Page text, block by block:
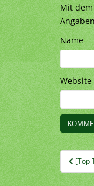
Mit
Name
Website
[Top